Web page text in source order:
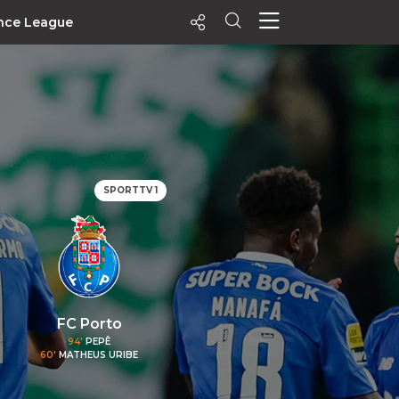
League
+ Visualizados
PALPITES
Agenda
Vídeos
Notícias
Playlists
MatchStories
SPORTTV 1
FC Porto
94'PEPÊ
60' MATHEUS URIBE